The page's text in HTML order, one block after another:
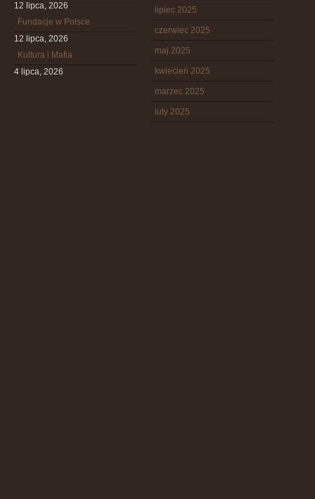
12 lipca, 2026
Fundacje w Polsce
12 lipca, 2026
Kultura i Mafia
4 lipca, 2026
lipiec 2025
czerwiec 2025
maj 2025
kwiecień 2025
marzec 2025
luty 2025